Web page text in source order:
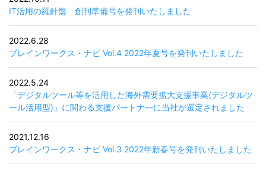
IT活用の羅針盤 創刊準備号を発刊いたしました
2022.6.28
ブレインワークス・ナビ Vol.4 2022年夏号を発刊いたしました
2022.5.24
「デジタルツール等を活用した海外需要拡大支援事業(デジタルツ
ール活用型)」に関わる支援パートナ―に当社が選定されました
2021.12.16
ブレインワークス・ナビ Vol.3 2022年新春号を発刊いたしました